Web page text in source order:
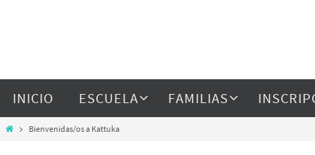
INICIO ESCUELA FAMILIAS
Bienvenidas/os a Kattuka